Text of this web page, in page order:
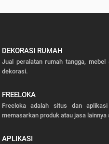
DEKORASI RUMAH
Jual peralatan rumah tangga,
dekorasi.
FREELOKA
Freeloka adalah situs dan
memasarkan produk atau jasa
APLIKASI